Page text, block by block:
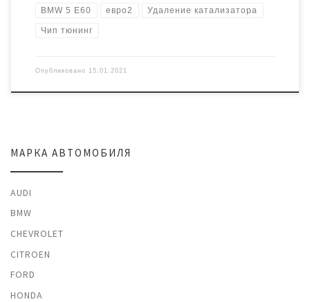
BMW 5 E60 евро2 Удаление катализатора
Чип тюнинг
Опубликовано 15.01.2021
МАРКА АВТОМОБИЛЯ
AUDI
BMW
CHEVROLET
CITROEN
FORD
HONDA